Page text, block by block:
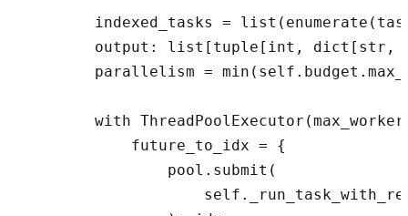
indexed_tasks =
output: list[tuple[int, dict[str,
parallelism =
with
            future_to_idx = {
                pool.submit(